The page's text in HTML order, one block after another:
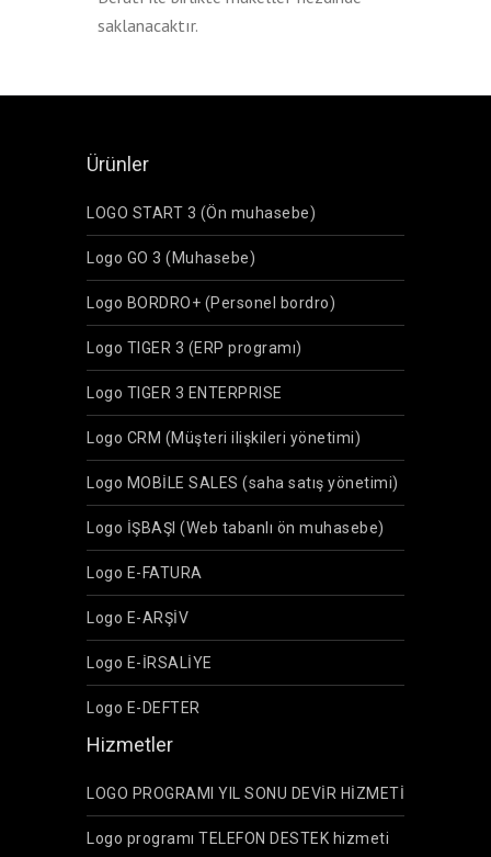
saklanacaktır.
Ürünler
LOGO START 3 (Ön muhasebe)
Logo GO 3 (Muhasebe)
Logo BORDRO+ (Personel bordro)
Logo TIGER 3 (ERP programı)
Logo TIGER 3 ENTERPRISE
Logo CRM (Müşteri ilişkileri yönetimi)
Logo MOBİLE SALES (saha satış yönetimi)
Logo İŞBAŞI (Web tabanlı ön muhasebe)
Logo E-FATURA
Logo E-ARŞİV
Logo E-İRSALİYE
Logo E-DEFTER
Hizmetler
LOGO PROGRAMI YIL SONU DEVİR HİZMETİ
Logo programı TELEFON DESTEK hizmeti